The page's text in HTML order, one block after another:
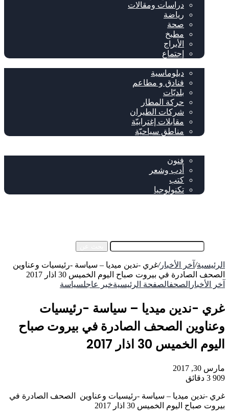
دراسات ومقالات
رياضة
صحة
مطبخ
الأبراج
إجتماع
دبلوماسية
فنادق و مطاعم
بلديّات
حركة المطار
شركات الطيران
مقابلات إغترابيّة
مناطق سياحيّة
فنون
أدب وشعر
كتب
تكنولوجيا
الرئيسية/ آخر الأخبار/غري -ندين ميديا – سياسة -رئيسيات وعناوين
الصحف الصادرة في بيروت صباح اليوم الخميس 30 اذار 2017
آخر الأخبار الصحفالصفحة الرئيسيةخبر عاجلسياسة
غري -ندين ميديا – سياسة -رئيسيات
وعناوين الصحف الصادرة في بيروت صباح
اليوم الخميس 30 اذار 2017
مارس 30, 2017
909 3 دقائق
غري -ندين ميديا – سياسة -رئيسيات وعناوين الصحف الصادرة في
بيروت صباح اليوم الخميس 30 اذار 2017